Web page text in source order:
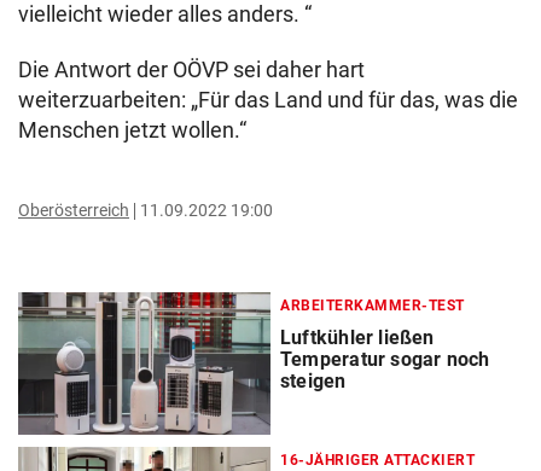
vielleicht wieder alles anders. “
Die Antwort der OÖVP sei daher hart
weiterzuarbeiten: „Für das Land und für das, was die
Menschen jetzt wollen.“
Oberösterreich 11.09.2022 19:00
ARBEITERKAMMER-TEST
Luftkühler ließen
Temperatur sogar noch
steigen
16-JÄHRIGER ATTACKIERT